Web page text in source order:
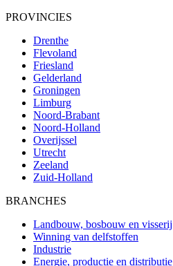
PROVINCIES
Drenthe
Flevoland
Friesland
Gelderland
Groningen
Limburg
Noord-Brabant
Noord-Holland
Overijssel
Utrecht
Zeeland
Zuid-Holland
BRANCHES
Landbouw, bosbouw en visserij
Winning van delfstoffen
Industrie
Energie, productie en distributie